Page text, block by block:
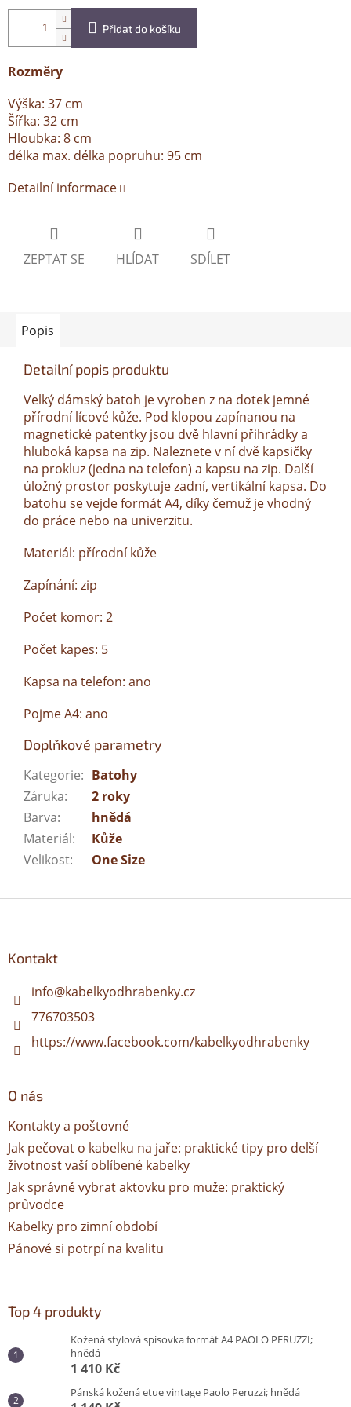
Přidat do košíku
Rozměry
Výška: 37 cm
Šířka: 32 cm
Hloubka: 8 cm
délka max. délka popruhu: 95 cm
Detailní informace
ZEPTAT SE HLÍDAT SDÍLET
Popis
Detailní popis produktu
Velký dámský batoh je vyroben z na dotek jemné
přírodní lícové kůže. Pod klopou zapínanou na
magnetické patentky jsou dvě hlavní přihrádky a
hluboká kapsa na zip. Naleznete v ní dvě kapsičky
na prokluz (jedna na telefon) a kapsu na zip. Další
úložný prostor poskytuje zadní, vertikální kapsa. Do
batohu se vejde formát A4, díky čemuž je vhodný
do práce nebo na univerzitu.
Materiál: přírodní kůže
Zapínání: zip
Počet komor: 2
Počet kapes: 5
Kapsa na telefon: ano
Pojme A4: ano
Doplňkové parametry
Kategorie: Batohy
Záruka:
2 roky
Barva:
hnědá
Materiál:
Kůže
Velikost: One Size
Kontakt
info@kabelkyodhrabenky.cz
776703503
https://www.facebook.com/kabelkyodhrabenky
O nás
Kontakty a poštovné
Jak pečovat o kabelku na jaře: praktické tipy pro delší
životnost vaší oblíbené kabelky
Jak správně vybrat aktovku pro muže: praktický
průvodce
Kabelky pro zimní období
Pánové si potrpí na kvalitu
Top 4 produkty
Kožená stylová spisovka formát A4 PAOLO PERUZZI;
hnědá
1 410 Kč
Pánská kožená etue vintage Paolo Peruzzi; hnědá